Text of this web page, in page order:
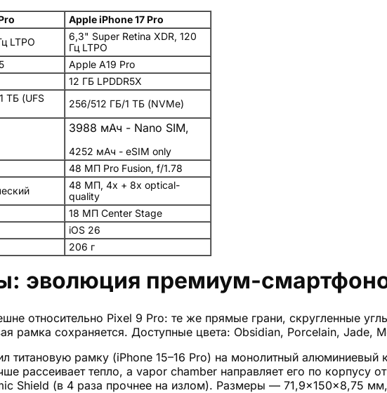
Apple iPhone 17 Pro
LTPO
6,3" Super Retina XDR, 120
Гц LTPO
Apple A19 Pro
12 ГБ LPDDR5X
ТБ (UFS
256/512 ГБ/1 ТБ (NVMe)
3988 мАч - Nano SIM,
4252 мАч - eSIM only
48 МП Pro Fusion, f/1.78
48 МП, 4x + 8x optical-
quality
18 МП Center Stage
iOS 26
206 г
эволюция премиум-
относительно Pixel 9 Pro: те же прямые грани, скругленные
рамка сохраняется. Доступные цвета: Obsidian, Porcelain,
титановую рамку (iPhone 15–16 Pro) на монолитный алюминиевый
рассеивает тепло, а vapor chamber направляет его по корпусу
Shield (в 4 раза прочнее на излом). Размеры — 71,9×150×8,75